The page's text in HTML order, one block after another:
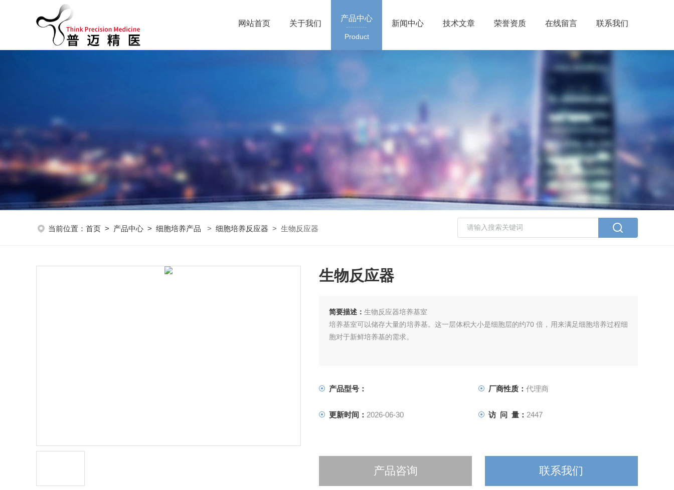
网站首页 关于我们
产品中心
Product
新闻中心 技术文章 荣誉资质 在线留言 联系我们
当前位置： 首页 > 产品中心 > 细胞培养产品 > 细胞培养反应器 > 生物反应器
生物反应器
简要描述： 生物反应器培养基室
培养基室可以储存大量的培养基。这一层体积大小是细胞层的约70 倍，用来满足细胞培养过程细
胞对于新鲜培养基的需求。
产品型号： 厂商性质： 代理商
更新时间： 2026-06-30 访 问 量： 2447
产品咨询 联系我们